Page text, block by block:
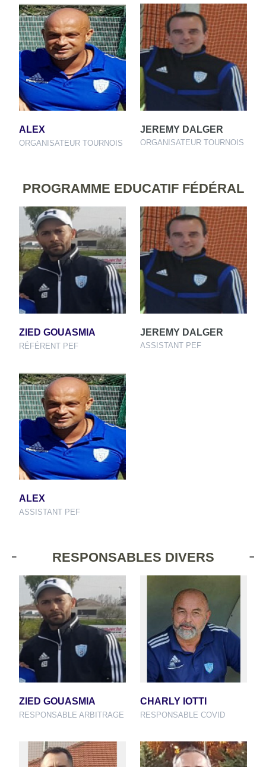
ALEX
ORGANISATEUR TOURNOIS
JEREMY DALGER
ORGANISATEUR TOURNOIS
PROGRAMME EDUCATIF FÉDÉRAL
ZIED GOUASMIA
RÉFÉRENT PEF
JEREMY DALGER
ASSISTANT PEF
ALEX
ASSISTANT PEF
RESPONSABLES DIVERS
ZIED GOUASMIA
RESPONSABLE ARBITRAGE
CHARLY IOTTI
RESPONSABLE COVID